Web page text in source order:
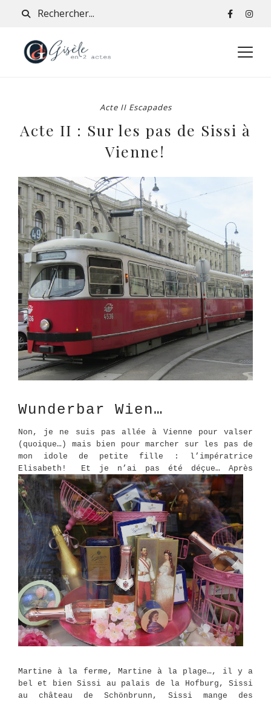
Acte II Escapades
Acte II : Sur les pas de Sissi à
Vienne!
Wunderbar Wien…
Non, je ne suis pas allée à Vienne pour valser
(quoique…) mais bien pour marcher sur les pas de
mon idole de petite fille : l’impératrice
Elisabeth!
Et je n’ai pas été déçue… Après
Martine à la ferme, Martine à la plage…, il y a
bel et bien Sissi au palais de la Hofburg, Sissi
au château de Schönbrunn, Sissi mange des